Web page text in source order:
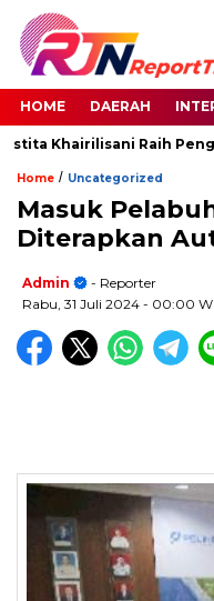
HOME DAERAH
Khairilisani Raih
Home / Uncategorized
Masuk
Diterapkan
Admin
- Reporter
Rabu, 31 Juli 2024 - 00:00